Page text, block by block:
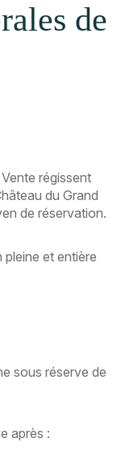
de
régissent
du Grand
de réservation.
pleine et entière
sous réserve de
après :